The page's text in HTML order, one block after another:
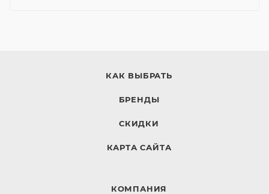
КАК ВЫБРАТЬ
БРЕНДЫ
СКИДКИ
КАРТА САЙТА
КОМПАНИЯ